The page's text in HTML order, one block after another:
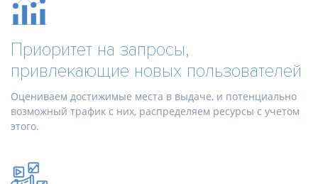
Приоритет на запросы,
привлекающие новых пользователей
Оцениваем достижимые места в выдаче, и потенциально
возможный трафик с них, распределяем ресурсы с учетом
этого.